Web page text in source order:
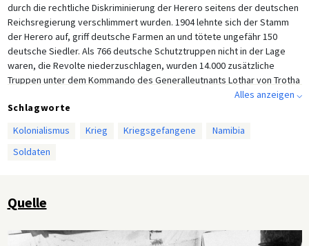
durch die rechtliche Diskriminierung der Herero seitens der deutschen
Reichsregierung verschlimmert wurden. 1904 lehnte sich der Stamm
der Herero auf, griff deutsche Farmen an und tötete ungefähr 150
deutsche Siedler. Als 766 deutsche Schutztruppen nicht in der Lage
waren, die Revolte niederzuschlagen, wurden 14.000 zusätzliche
Truppen unter dem Kommando des Generalleutnants Lothar von Trotha
(1848-1920) entsandt. Trotha besiegte die Herero und Nama (die sich
den Herero angeschlossen hatten) in der Schlacht bei Waterberg am
Territorium nich verließen, würden sie getötet werden. Als viele Herero
sich daraufhin in ein Gebiet in der Wüste Kalahari zurückzogen, sorgte
Verhungern und Verdursten führte. Dieses Foto aus der Frühphase des
Hererokrieges, auf dem gefangen genommene Hereros mit einem
nur das Ungleichgewicht der beiden Kriegsparteien, sondern auch den
Alles anzeigen ⌵
Schlagworte
Kolonialismus
Krieg Kriegsgefangene
Namibia
Soldaten
Quelle